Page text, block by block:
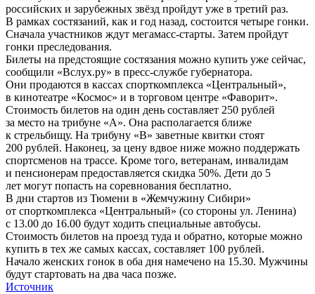
российских и зарубежных звёзд пройдут уже в третий раз.
В рамках состязаний, как и год назад, состоится четыре гонки.
Сначала участников ждут мегамасс-старты. Затем пройдут
гонки преследования.
Билеты на предстоящие состязания можно купить уже сейчас,
сообщили «Вслух.ру» в пресс-службе губернатора.
Они продаются в кассах спорткомплекса «Центральный»,
в кинотеатре «Космос» и в торговом центре «Фаворит».
Стоимость билетов на один день составляет 250 рублей
за место на трибуне «А». Она располагается ближе
к стрельбищу. На трибуну «В» заветные квитки стоят
200 рублей. Наконец, за цену вдвое ниже можно поддержать
спортсменов на трассе. Кроме того, ветеранам, инвалидам
и пенсионерам предоставляется скидка 50%. Дети до 5
лет могут попасть на соревнования бесплатно.
В дни стартов из Тюмени в «Жемчужину Сибири»
от спорткомплекса «Центральный» (со стороны ул. Ленина)
с 13.00 до 16.00 будут ходить специальные автобусы.
Стоимость билетов на проезд туда и обратно, которые можно
купить в тех же самых кассах, составляет 100 рублей.
Начало женских гонок в оба дня намечено на 15.30. Мужчины
будут стартовать на два часа позже.
Источник